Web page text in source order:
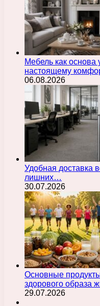
Мебель как основа
настоящему
06.08.2026
Удобная доставка
лишних…
30.07.2026
Основные
здорового образа
29.07.2026